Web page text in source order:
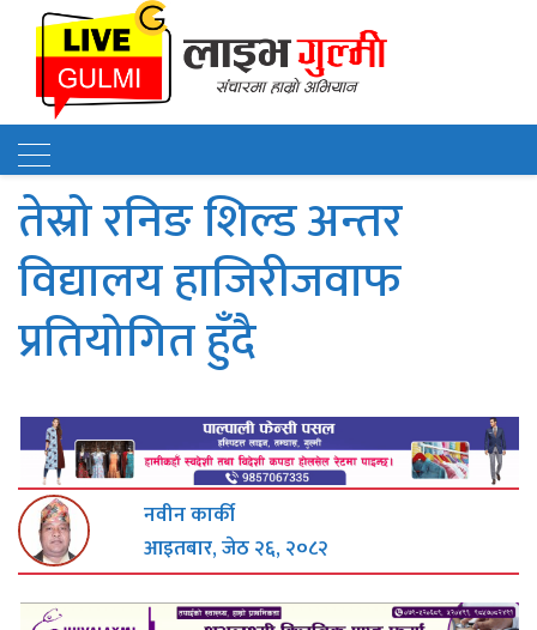
तेस्रो रनिङ शिल्ड अन्तर
विद्यालय हाजिरीजवाफ
प्रतियोगित हुँदै
नवीन कार्की
आइतबार, जेठ २६, २०८२